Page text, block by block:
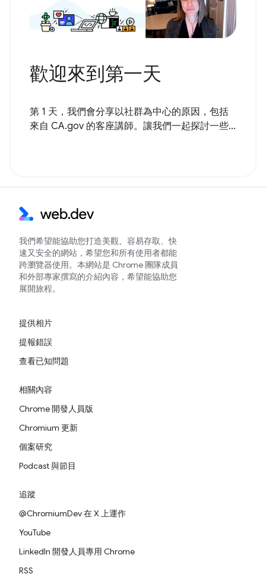
歡迎來到第一天
第 1 天，我們會分享以社群為中心的原因，包括
來自 CA.gov 的客座講師。讓我們一起探討一些...
我們希望能協助您打造美觀、容易存取、快
速又安全的網站，希望您和所有使用者都能
跨瀏覽器使用。本網站是 Chrome 團隊成員
和外部專家撰寫的介紹內容，希望能協助您
展開旅程。
提供相片
提報錯誤
查看已知問題
相關內容
Chrome 開發人員版
Chromium 更新
個案研究
Podcast 與節目
追蹤
@ChromiumDev 在 X 上運作
YouTube
LinkedIn 開發人員專用 Chrome
RSS